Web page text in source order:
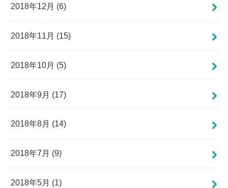
2018年12月 (6)
2018年11月 (15)
2018年10月 (5)
2018年9月 (17)
2018年8月 (14)
2018年7月 (9)
2018年5月 (1)